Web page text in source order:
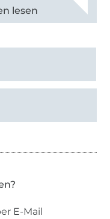
E-Mail